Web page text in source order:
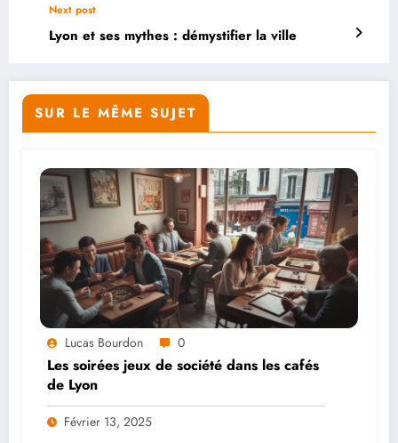
Next post
Lyon et ses mythes : démystifier la ville
SUR LE MÊME SUJET
Lucas Bourdon 0
Les soirées jeux de société dans les cafés
de Lyon
Février 13, 2025